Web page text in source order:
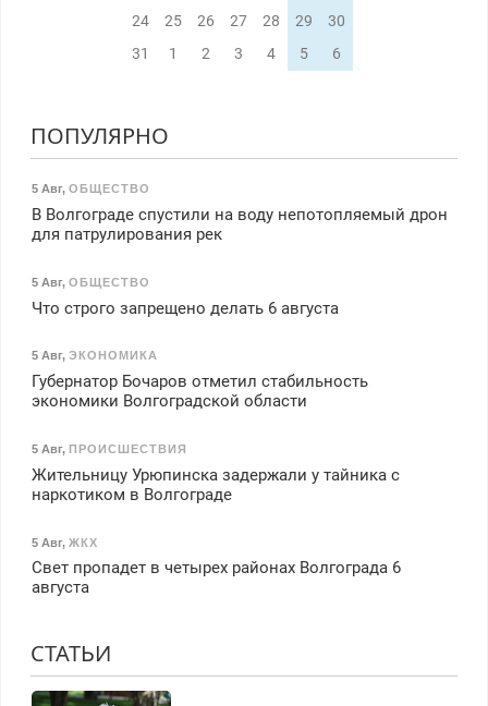
24
25 26 27 28 29
30
31
1 2 3 4 5 6
ПОПУЛЯРНО
5 Авг, ОБЩЕСТВО
В Волгограде спустили на воду непотопляемый дрон
для патрулирования рек
5 Авг, ОБЩЕСТВО
Что строго запрещено делать 6 августа
5 Авг, ЭКОНОМИКА
Губернатор Бочаров отметил стабильность
экономики Волгоградской области
5 Авг, ПРОИСШЕСТВИЯ
Жительницу Урюпинска задержали у тайника с
наркотиком в Волгограде
5 Авг, ЖКХ
Свет пропадет в четырех районах Волгограда 6
августа
СТАТЬИ